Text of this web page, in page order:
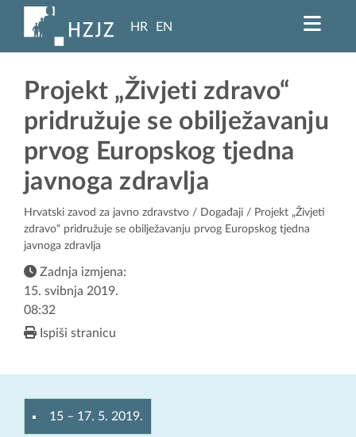
HR EN
Projekt „Živjeti zdravo“
pridružuje se obilježavanju
prvog Europskog tjedna
javnoga zdravlja
Hrvatski zavod za javno zdravstvo / Događaji / Projekt „Živjeti
zdravo“ pridružuje se obilježavanju prvog Europskog tjedna
javnoga zdravlja
Zadnja izmjena:
15. svibnja 2019.
08:32
Ispiši stranicu
15 – 17. 5. 2019.